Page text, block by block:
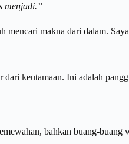
menjadi.”
mencari makna dari dalam.
keutamaan. Ini adalah
bahkan buang-buang